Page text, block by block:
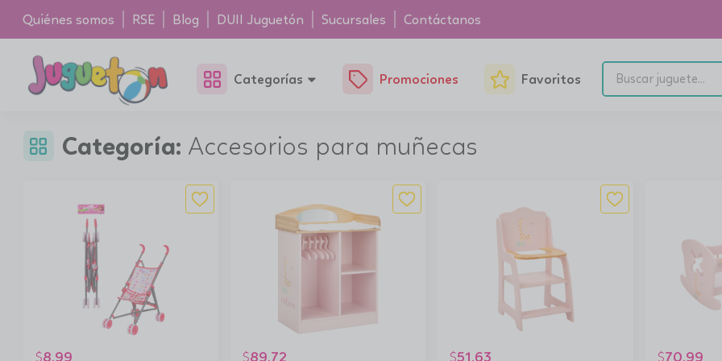
Quiénes somos RSE Blog DUII Juguetón Sucursales Contáctanos
Categorías Promociones Favoritos
Categoría: Accesorios para muñecas
$8.99 $89.72 $51.63 $70.99